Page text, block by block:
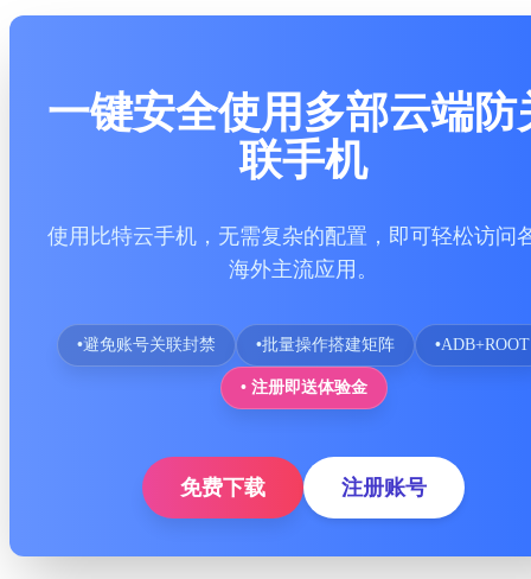
一键安全使用多部云端防
联手机
使用比特云手机，无需复杂的配置，即可轻松访问
海外主流应用。
•避免账号关联封禁 •批量操作搭建矩阵 •ADB+ROOT
• 注册即送体验金
免费下载 注册账号